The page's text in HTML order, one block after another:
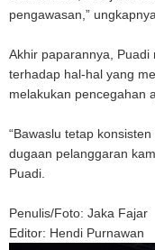
pengawasan,”
Akhir paparannya,
terhadap hal-hal yang
melakukan pencegahan
“Bawaslu tetap
dugaan pelanggaran
Puadi.
Penulis/Foto: Jaka Fajar
Editor: Hendi Purnawan